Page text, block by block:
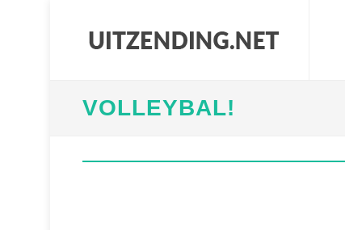
VOLLEYBAL!